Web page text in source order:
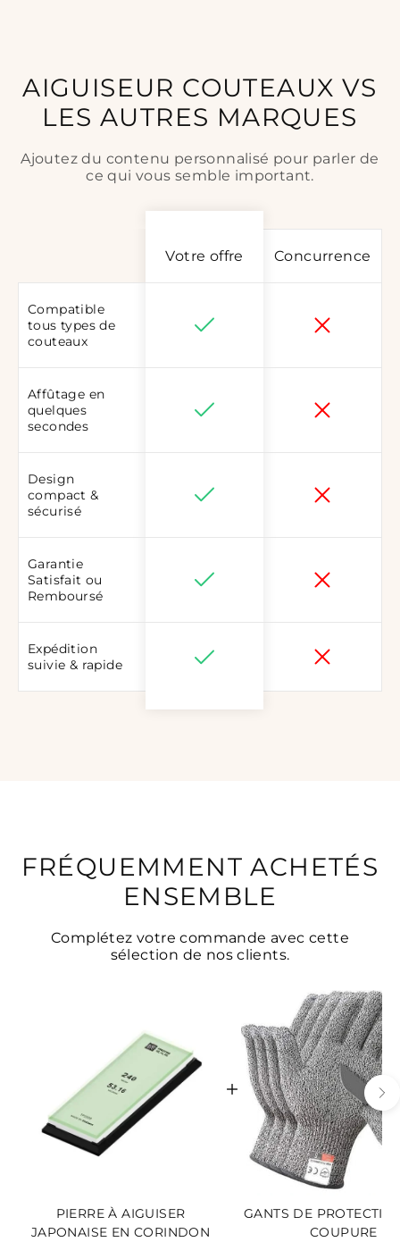
AIGUISEUR COUTEAUX VS
LES AUTRES MARQUES
Ajoutez du contenu personnalisé pour parler de
ce qui vous semble important.
Votre offre Concurrence
Compatible
tous types de
couteaux
Affûtage en
quelques
secondes
Design
compact &
sécurisé
Garantie
Satisfait ou
Remboursé
Expédition
suivie & rapide
FRÉQUEMMENT ACHETÉS
ENSEMBLE
Complétez votre commande avec cette
sélection de nos clients.
PIERRE À AIGUISER
JAPONAISE EN CORINDON
GANTS DE
COUPURE